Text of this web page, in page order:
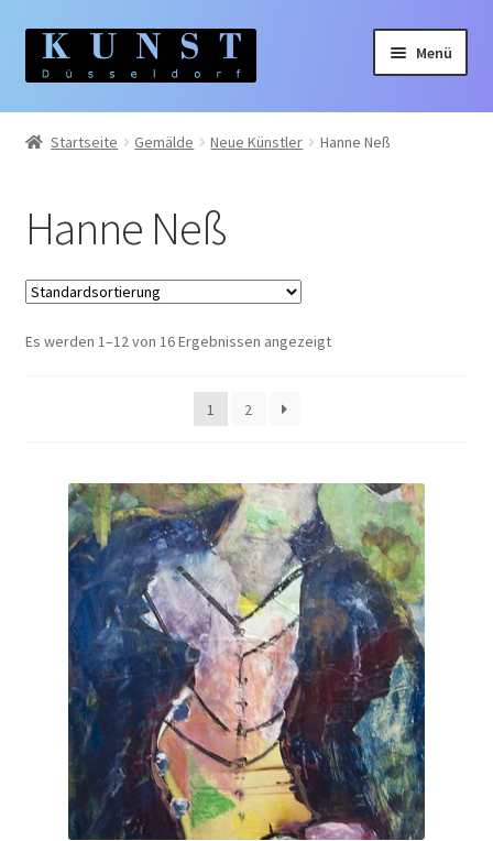
Zur
Navigation
Zum
Inhalt
Menü
Home
Künstler:innen
Regina Berge
Sven Blatt
Sandra Keutgens
Christian Krieter
Hanne Neß
Anne Samson
Armin Schanz
Sabine Schäfer
Startseite Gemälde Neue Künstler Hanne Neß
Hanne Neß
Es werden 1–12 von 16 Ergebnissen angezeigt
1 2